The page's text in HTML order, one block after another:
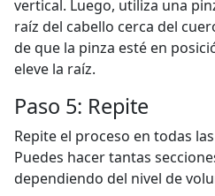
vertical. Luego, utiliza una
raíz del cabello cerca del
de que la pinza esté en
eleve la raíz.
Paso 5: Repite
Repite el proceso en todas
Puedes hacer tantas
dependiendo del nivel de